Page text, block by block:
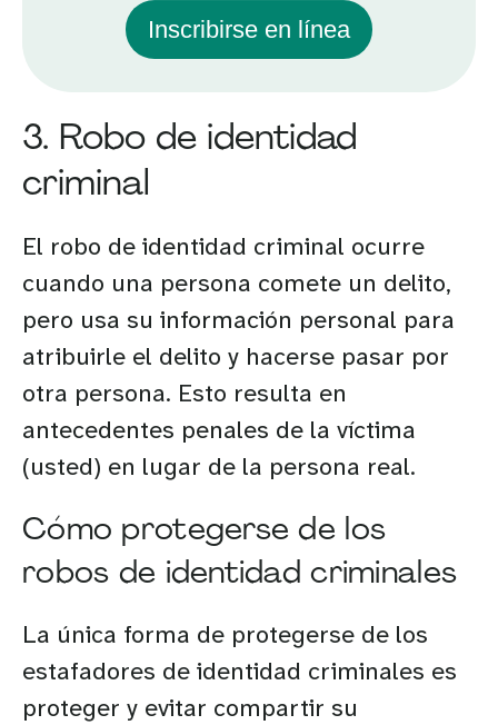
Inscribirse en línea
3. Robo de identidad
criminal
El robo de identidad criminal ocurre
cuando una persona comete un delito,
pero usa su información personal para
atribuirle el delito y hacerse pasar por
otra persona. Esto resulta en
antecedentes penales de la víctima
(usted) en lugar de la persona real.
Cómo protegerse de los
robos de identidad criminales
La única forma de protegerse de los
estafadores de identidad criminales es
proteger y evitar compartir su